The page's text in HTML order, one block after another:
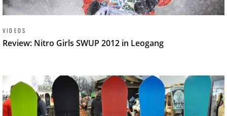
VIDEOS
Review: Nitro Girls SWUP 2012 in Leogang